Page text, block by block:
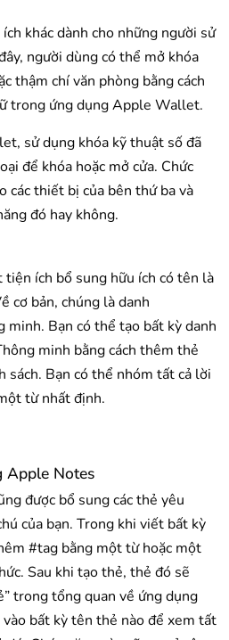
khác dành cho những người sử
người dùng có thể mở khóa
thậm chí văn phòng bằng cách
trong ứng dụng Apple Wallet.
sử dụng khóa kỹ thuật số đã
để khóa hoặc mở cửa. Chức
các thiết bị của bên thứ ba và
đó hay không.
ích bổ sung hữu ích có tên là
cơ bản, chúng là danh
minh. Bạn có thể tạo bất kỳ danh
minh bằng cách thêm thẻ
sách. Bạn có thể nhóm tất cả lời
từ nhất định.
Apple Notes
được bổ sung các thẻ yêu
của bạn. Trong khi viết bất kỳ
#tag bằng một từ hoặc một
Sau khi tạo thẻ, thẻ đó sẽ
trong tổng quan về ứng dụng
bất kỳ tên thẻ nào để xem tất